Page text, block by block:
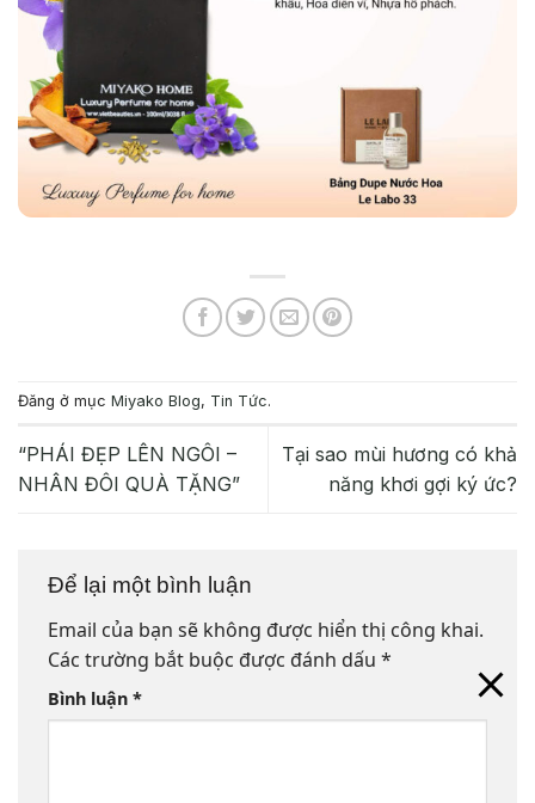
Đăng ở mục Miyako Blog, Tin Tức.
“PHÁI ĐẸP LÊN NGÔI –
NHÂN ĐÔI QUÀ TẶNG”
Tại sao mùi hương có khả
năng khơi gợi ký ức?
Để lại một bình luận
Email của bạn sẽ không được hiển thị công khai.
Các trường bắt buộc được đánh dấu *
Bình luận *